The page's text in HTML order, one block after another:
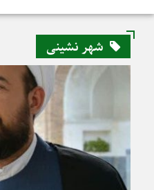
شهر نشینی